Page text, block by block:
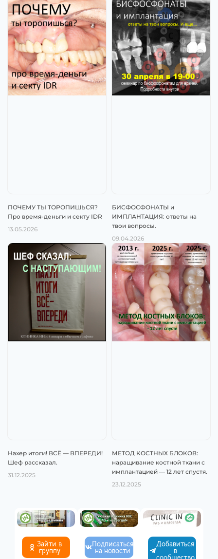
ПОЧЕМУ ТЫ ТОРОПИШЬСЯ?
Про время-деньги и секту IDR
13.05.2026
БИСФОСФОНАТЫ и
ИМПЛАНТАЦИЯ: ответы на
твои вопросы.
09.04.2026
Нахер итоги! ВСЁ — ВПЕРЕДИ!
Шеф рассказал.
31.12.2025
МЕТОД КОСТНЫХ БЛОКОВ:
наращивание костной ткани с
имплантацией — 12 лет спустя.
23.12.2025
Зайти в
группу
Подписаться
на новости
Добавиться
в